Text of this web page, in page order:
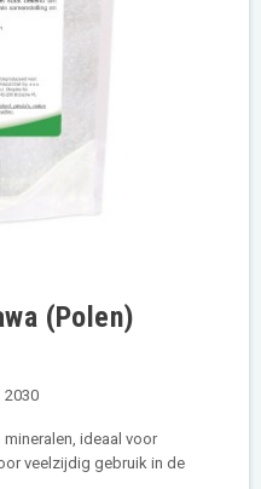
(Polen)
2030
ideaal voor
veelzijdig gebruik in de